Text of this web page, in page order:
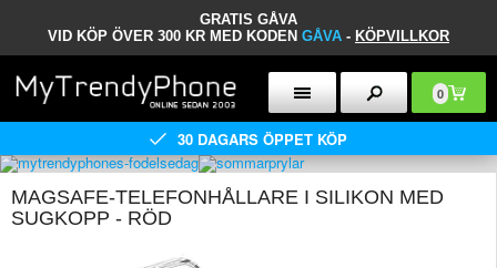
GRATIS GÅVA
VID KÖP ÖVER 300 KR MED KODEN GÅVA - KÖPVILLKOR
0
30 DAGARS ÖPPET KÖP
MAGSAFE-TELEFONHÅLLARE I SILIKON MED
SUGKOPP - RÖD